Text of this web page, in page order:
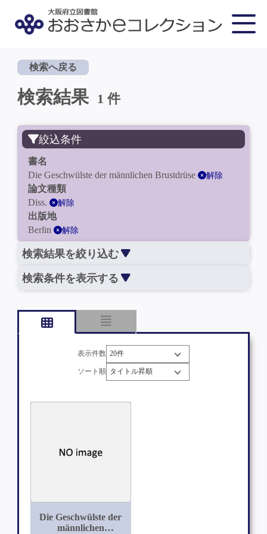
検索へ戻る
検索結果 1 件
絞込条件
書名
Die Geschwülste der männlichen Brustdrüse
解除
論文種類
Diss.
解除
出版地
Berlin
解除
検索結果を絞り込む
検索条件を表示する
表示件数
ソート順
Die Geschwülste der
männlichen